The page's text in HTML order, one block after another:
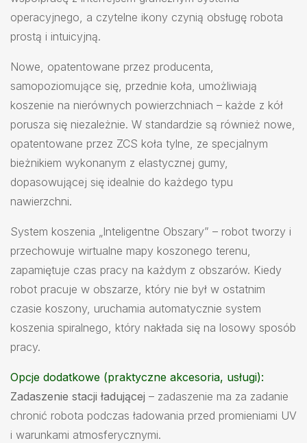
operacyjnego, a czytelne ikony czynią obsługę robota
prostą i intuicyjną.
Nowe, opatentowane przez producenta,
samopoziomujące się, przednie koła, umożliwiają
koszenie na nierównych powierzchniach – każde z kół
porusza się niezależnie. W standardzie są również nowe,
opatentowane przez ZCS koła tylne, ze specjalnym
bieżnikiem wykonanym z elastycznej gumy,
dopasowującej się idealnie do każdego typu
nawierzchni.
System koszenia „Inteligentne Obszary” – robot tworzy i
przechowuje wirtualne mapy koszonego terenu,
zapamiętuje czas pracy na każdym z obszarów. Kiedy
robot pracuje w obszarze, który nie był w ostatnim
czasie koszony, uruchamia automatycznie system
koszenia spiralnego, który nakłada się na losowy sposób
pracy.
Opcje dodatkowe (praktyczne akcesoria, usługi):
Zadaszenie stacji ładującej – zadaszenie ma za zadanie
chronić robota podczas ładowania przed promieniami UV
i warunkami atmosferycznymi.